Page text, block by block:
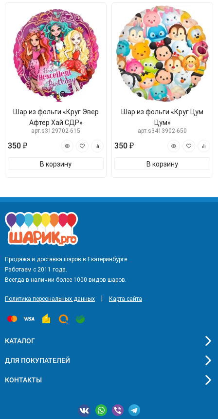
Шар из фольги «Круг Эвер
Афтер Хай СДР»
арт.s3129702-615
350 ₽
В корзину
Шар из фольги «Круг Цум
Цум»
арт.s3413902-650
350 ₽
В корзину
Продажа и доставка шаров в Екатеринбурге.
Работаем с 2011 года.
Всегда в наличии более 1000 видов шаров.
Политика персональных данных Карта сайта
КАТАЛОГ
ДЛЯ ПОКУПАТЕЛЕЙ
КОНТАКТЫ